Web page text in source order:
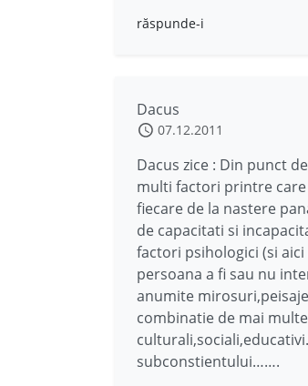
răspunde-i
Dacus
07.12.2011
Dacus zice : Din punct
multi factori printre
fiecare de la nastere
de capacitati si
factori psihologici (si
persoana a fi sau nu
anumite
combinatie de mai
subconstientului…….